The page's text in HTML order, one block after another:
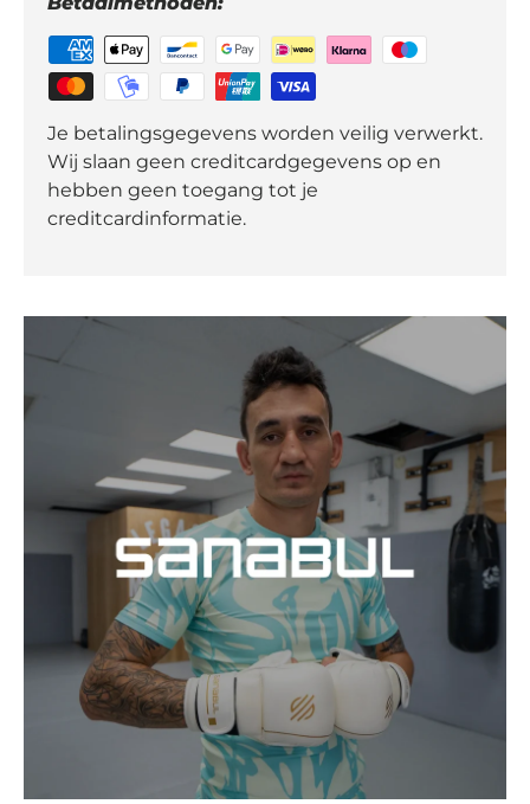
Je betalingsgegevens worden veilig verwerkt.
Wij slaan geen creditcardgegevens op en
hebben geen toegang tot je
creditcardinformatie.